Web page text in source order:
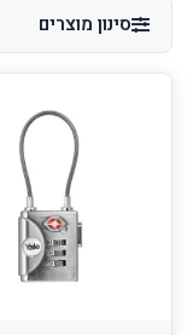
סינון מוצרים